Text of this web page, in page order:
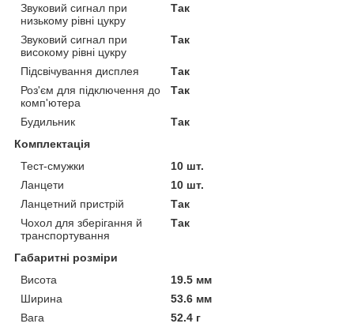
Звуковий сигнал при
низькому рівні цукру
Так
Звуковий сигнал при
високому рівні цукру
Так
Підсвічування дисплея
Так
Роз'єм для підключення до
комп'ютера
Так
Будильник
Так
Комплектація
Тест-смужки
10 шт.
Ланцети
10 шт.
Ланцетний пристрій
Так
Чохол для зберігання й
транспортування
Так
Габаритні розміри
Висота
19.5 мм
Ширина
53.6 мм
Вага
52.4 г